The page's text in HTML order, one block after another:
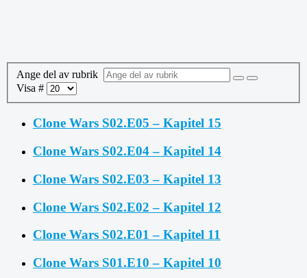
Ange del av rubrik
Visa #
Clone Wars S02.E05 – Kapitel 15
Clone Wars S02.E04 – Kapitel 14
Clone Wars S02.E03 – Kapitel 13
Clone Wars S02.E02 – Kapitel 12
Clone Wars S02.E01 – Kapitel 11
Clone Wars S01.E10 – Kapitel 10